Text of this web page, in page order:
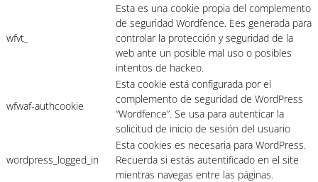
wfvt_
Esta es una cookie propia del complemento
de seguridad Wordfence. Ees generada para
controlar la protección y seguridad de la
web ante un posible mal uso o posibles
intentos de hackeo.
wfwaf-authcookie
Esta cookie está configurada por el
complemento de seguridad de WordPress
“Wordfence”. Se usa para autenticar la
solicitud de inicio de sesión del usuario
wordpress_logged_in
Esta cookies es necesaria para WordPress.
Recuerda si estás autentificado en el site
mientras navegas entre las páginas.